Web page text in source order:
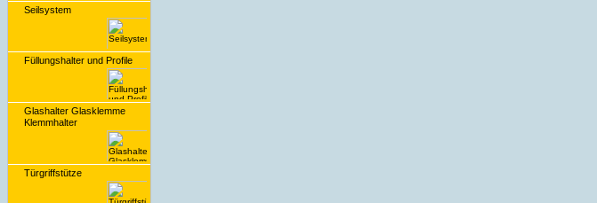
Seilsystem
Füllungshalter und Profile
Glashalter Glasklemme
Klemmhalter
Türgriffstütze